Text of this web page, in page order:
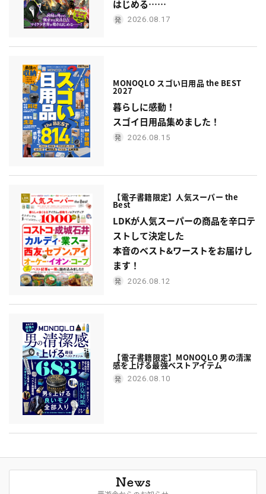
はじめる……
2026.08.17
MONOQLO スゴい日用品 the BEST
2027
暮らしに感動！
スゴイ日用品集めました！
2026.08.15
【電子書籍限定】人気スーパー the
Best
LDKが人気スーパーの商品を辛口テ
ストして決定した
本音のベスト&ワーストをお届けし
ます！
2026.08.12
【電子書籍限定】MONOQLO 男の清潔
感を上げる最強ベストアイテム
2026.08.10